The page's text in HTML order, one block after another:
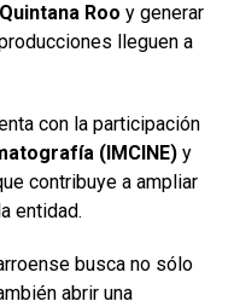
Roo y generar
lleguen a
con la participación
(IMCINE)
contribuye a ampliar
entidad.
busca no sólo
abrir una